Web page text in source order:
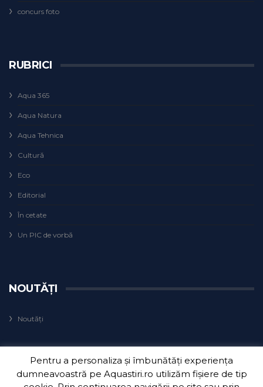
concurs foto
RUBRICI
Aqua 365
Aqua Natura
Aqua Tehnica
Cultură
Eco
Editorial
În cetate
Un PIC de vorbă
NOUTĂȚI
Noutăți
Pentru a personaliza și îmbunătăți experiența
dumneavoastră pe Aquastiri.ro utilizăm fișiere de tip